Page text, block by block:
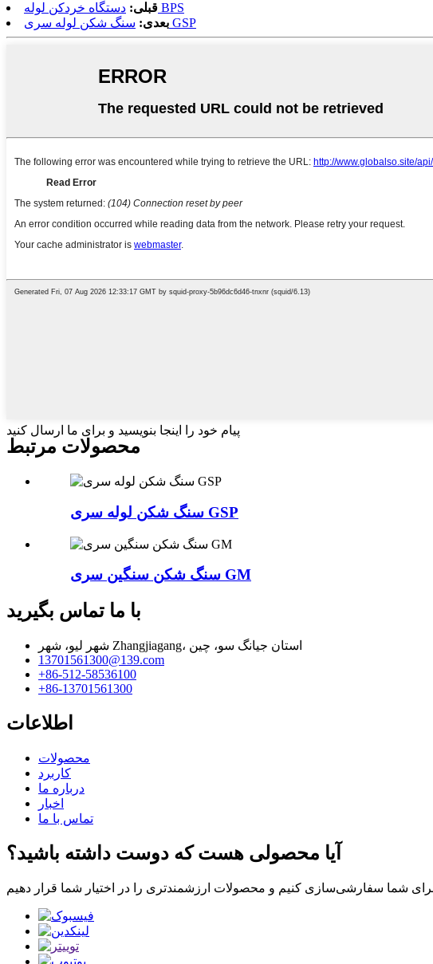
قبلی: دستگاه خردکن لوله BPS
بعدی: سنگ شکن لوله سری GSP
پیام خود را اینجا بنویسید و برای ما ارسال کنید
محصولات مرتبط
سنگ شکن لوله سری GSP
سنگ شکن سنگین سری GM
با ما تماس بگیرید
شهر لیو، شهر Zhangjiagang، استان جیانگ سو، چین
13701561300@139.com
‎+86-512-58536100‎
‎+86-13701561300‎
اطلاعات
محصولات
کاربرد
درباره ما
اخبار
تماس با ما
آیا محصولی هست که دوست داشته باشید؟